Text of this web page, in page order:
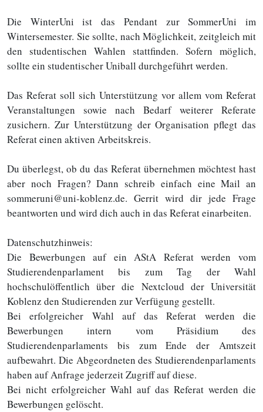
Die WinterUni ist das Pendant zur SommerUni im
Wintersemester. Sie sollte, nach Möglichkeit, zeitgleich mit
den studentischen Wahlen stattfinden. Sofern möglich,
sollte ein studentischer Uniball durchgeführt werden.
Das Referat soll sich Unterstützung vor allem vom Referat
Veranstaltungen sowie nach Bedarf weiterer Referate
zusichern. Zur Unterstützung der Organisation pflegt das
Referat einen aktiven Arbeitskreis.
Du überlegst, ob du das Referat übernehmen möchtest hast
aber noch Fragen? Dann schreib einfach eine Mail an
sommeruni@uni-koblenz.de. Gerrit wird dir jede Frage
beantworten und wird dich auch in das Referat einarbeiten.
Datenschutzhinweis:
Die Bewerbungen auf ein AStA Referat werden vom
Studierendenparlament bis zum Tag der Wahl
hochschulöffentlich über die Nextcloud der Universität
Koblenz den Studierenden zur Verfügung gestellt.
Bei erfolgreicher Wahl auf das Referat werden die
Bewerbungen intern vom Präsidium des
Studierendenparlaments bis zum Ende der Amtszeit
aufbewahrt. Die Abgeordneten des Studierendenparlaments
haben auf Anfrage jederzeit Zugriff auf diese.
Bei nicht erfolgreicher Wahl auf das Referat werden die
Bewerbungen gelöscht.